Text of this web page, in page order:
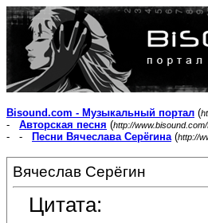
Bisound.com - Музыкальный портал (
- Авторская песня (http://
- -
Песни Вячеслава Серёгина(http://
Вячеслав Серёгин
Цитата: